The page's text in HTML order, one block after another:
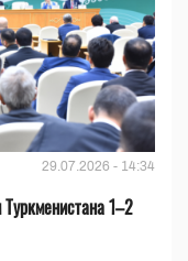
29.07.2026 - 14:34
1–2